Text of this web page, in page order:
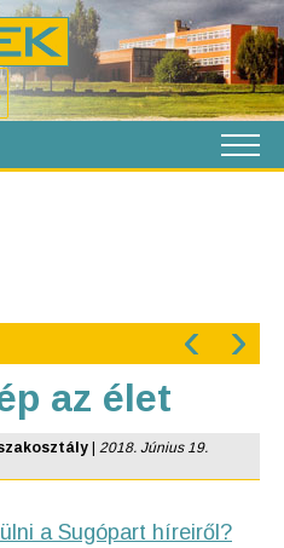
‹ ›
az élet
2018. Június 19.
a Sugópart híreiről?